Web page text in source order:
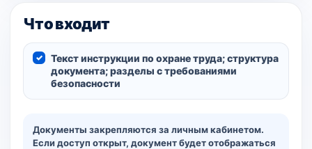
Что входит
Текст инструкции по охране труда; структура
документа; разделы с требованиями
безопасности
Документы закрепляются за личным кабинетом.
Если доступ открыт, документ будет отображаться